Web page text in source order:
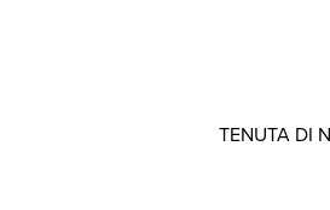
TENUTA DI